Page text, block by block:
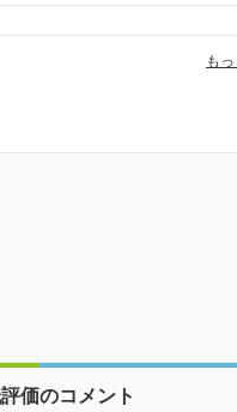
も
価のコメント